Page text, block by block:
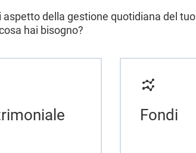
della gestione quotidiana del tuo
hai bisogno?
Fondi